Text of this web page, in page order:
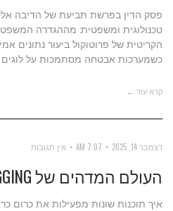
פסק הדין בפרשת תביעת של הדיבה
טכנולוגית ומשפטית: מההגדרה
הקריטית של פרוטוקול ביעור נתונים
כשמערכות אבטחה מסתמכות על לוגים
קרא עוד ←
דצמבר 14, 2025 7:07 AM אין תגובות
העולם המדהים של CHROME DEBUGGING
איך תוכנות שונות מפעילות את כרום